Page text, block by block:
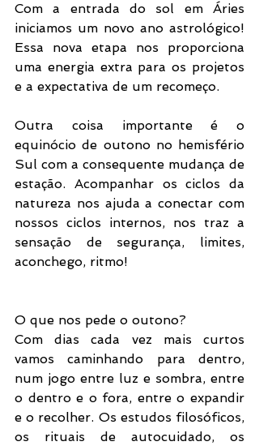
Com a entrada do sol em Áries
iniciamos um novo ano astrológico!
Essa nova etapa nos proporciona
uma energia extra para os projetos
e a expectativa de um recomeço.
Outra coisa importante é o
equinócio de outono no hemisfério
Sul com a consequente mudança de
estação. Acompanhar os ciclos da
natureza nos ajuda a conectar com
nossos ciclos internos, nos traz a
sensação de segurança, limites,
aconchego, ritmo!
O que nos pede o outono?
Com dias cada vez mais curtos
vamos caminhando para dentro,
num jogo entre luz e sombra, entre
o dentro e o fora, entre o expandir
e o recolher. Os estudos filosóficos,
os rituais de autocuidado, os